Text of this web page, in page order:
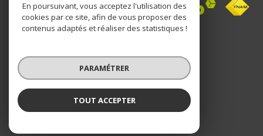
clients
0 avis
En poursuivant, vous acceptez l'utilisation des
cookies par ce site, afin de vous proposer des
contenus adaptés et réaliser des statistiques !
PARAMÉTRER
TOUT ACCEPTER